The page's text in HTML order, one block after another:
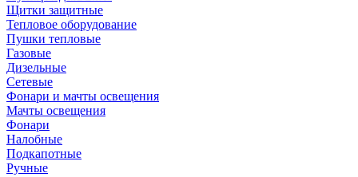
Щитки защитные
Тепловое оборудование
Пушки тепловые
Газовые
Дизельные
Сетевые
Фонари и мачты освещения
Мачты освещения
Фонари
Налобные
Подкапотные
Ручные